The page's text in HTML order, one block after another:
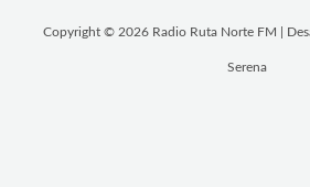
Copyright © 2026 Radio Ruta Norte FM |
Serena